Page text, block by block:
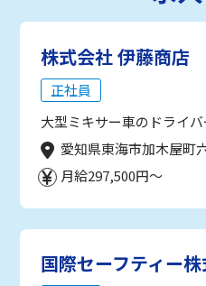
株式会社 伊藤商店
正社員
大型ミキサー車のドライバ
愛知県東海市加木屋町
月給297,500円～
国際セーフティー